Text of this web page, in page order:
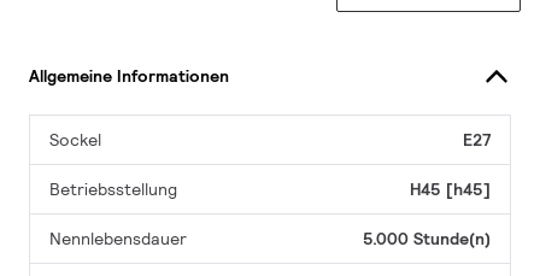
Allgemeine Informationen
Sockel E27
Betriebsstellung H45 [h45]
Nennlebensdauer 5.000 Stunde(n)